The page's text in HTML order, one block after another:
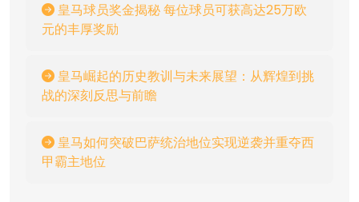
皇马球员奖金揭秘 每位球员可获高达25万欧
元的丰厚奖励
皇马崛起的历史教训与未来展望：从辉煌到挑
战的深刻反思与前瞻
皇马如何突破巴萨统治地位实现逆袭并重夺西
甲霸主地位